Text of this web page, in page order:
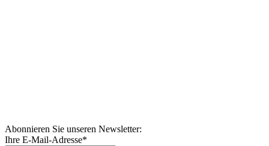
Abonnieren Sie unseren Newsletter:
Ihre E-Mail-Adresse*